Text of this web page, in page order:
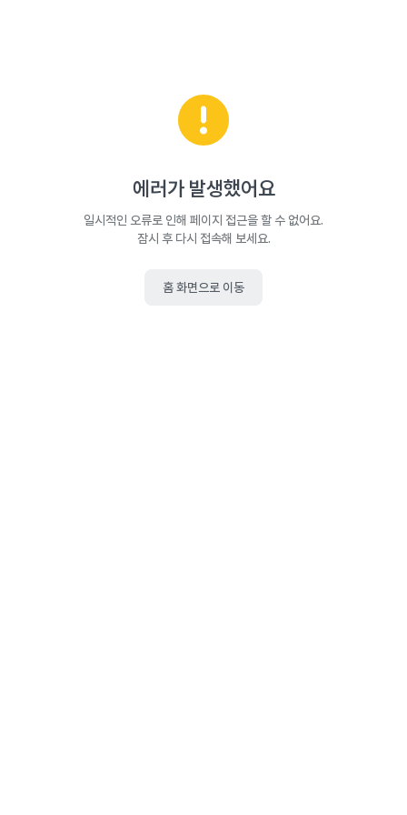
에러가 발생했어요
일시적인 오류로 인해 페이지 접근을 할 수 없어요.
잠시 후 다시 접속해 보세요.
홈 화면으로 이동